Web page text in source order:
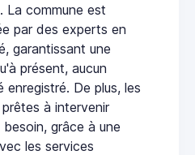
La commune est
par des experts en
garantissant une
présent, aucun
enregistré. De plus, les
à intervenir
grâce à une
les services